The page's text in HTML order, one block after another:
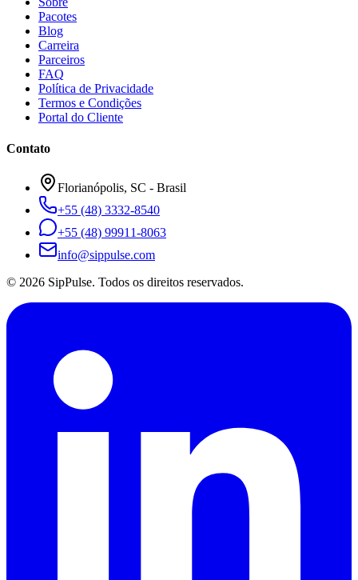
Pacotes
Blog
Carreira
Parceiros
FAQ
Política de Privacidade
Termos e Condições
Portal do Cliente
Contato
Florianópolis, SC - Brasil
+55 (48) 3332-8540
+55 (48) 99911-8063
info@sippulse.com
© 2026 SipPulse. Todos os direitos reservados.